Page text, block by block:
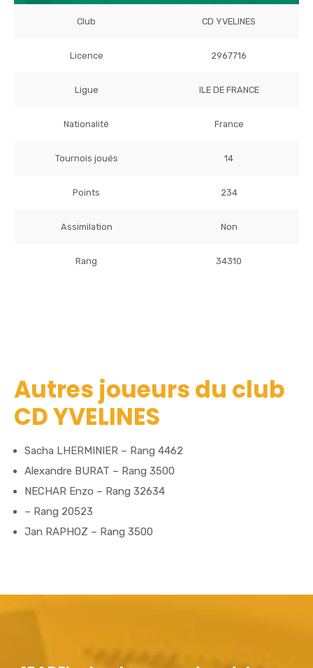
Club CD YVELINES
Licence 2967716
Ligue ILE DE FRANCE
Nationalité France
Tournois joués 14
Points 234
Assimilation Non
Rang 34310
Autres joueurs du club
CD YVELINES
Sacha LHERMINIER – Rang 4462
Alexandre BURAT – Rang 3500
NECHAR Enzo – Rang 32634
– Rang 20523
Jan RAPHOZ – Rang 3500